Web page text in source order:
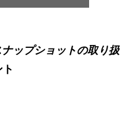
ップショットの取り